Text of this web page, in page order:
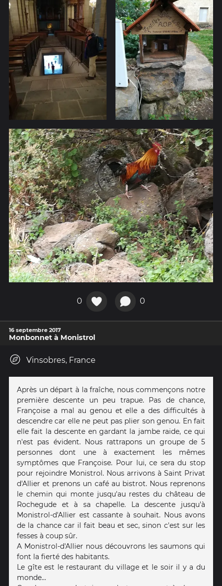
0 0
16 septembre 2017
Monbonnet à Monistrol
Vinsobres, France
Après un départ à la fraîche, nous commençons notre
première descente un peu trapue. Pas de chance,
Françoise a mal au genou et elle a des difficultés à
descendre car elle ne peut pas plier son genou. En fait
elle fait la descente en gardant la jambe raide, ce qui
n'est pas évident. Nous rattrapons un groupe de 5
personnes dont une à exactement les mêmes
symptômes que Françoise. Pour lui, ce sera du stop
pour rejoindre Monistrol. Nous arrivons à Saint Privat
d'Allier et prenons un café au bistrot. Nous reprenons
le chemin qui monte jusqu'au restes du château de
Rochegude et à sa chapelle. La descente jusqu'à
Monistrol-d'Allier est cassante à souhait. Nous avons
de la chance car il fait beau et sec, sinon c'est sur les
fesses à coup sûr.
A Monistrol-d'Allier nous découvrons les saumons qui
font la fierté des habitants.
Le gîte est le restaurant du village et le soir il y a du
monde...